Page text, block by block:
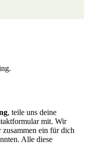
, teile uns deine
mit. Wir
ein für dich
Alle diese